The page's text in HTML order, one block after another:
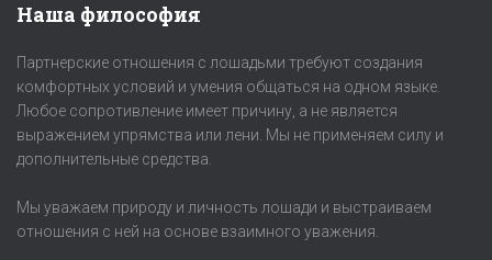
Наша философия
Партнерские отношения с лошадьми требуют создания
комфортных условий и умения общаться на одном языке.
Любое сопротивление имеет причину, а не является
выражением упрямства или лени. Мы не применяем силу и
дополнительные средства.
Мы уважаем природу и личность лошади и выстраиваем
отношения с ней на основе взаимного уважения.